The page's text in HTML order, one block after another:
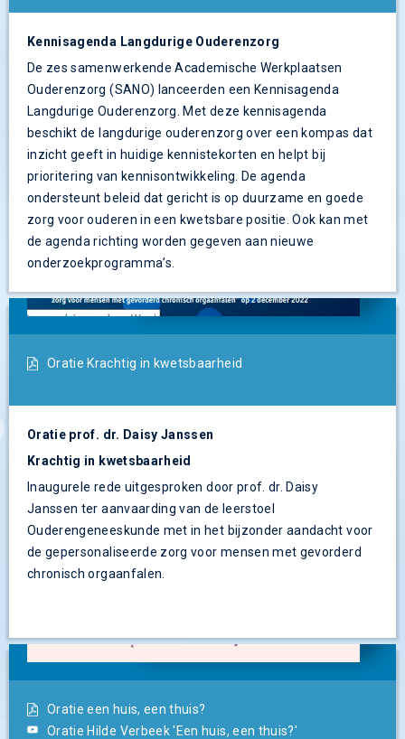
Kennisagenda Langdurige Ouderenzorg
De zes samenwerkende Academische Werkplaatsen
Ouderenzorg (SANO) lanceerden een Kennisagenda
Langdurige Ouderenzorg. Met deze kennisagenda
beschikt de langdurige ouderenzorg over een kompas dat
inzicht geeft in huidige kennistekorten en helpt bij
prioritering van kennisontwikkeling. De agenda
ondersteunt beleid dat gericht is op duurzame en goede
zorg voor ouderen in een kwetsbare positie. Ook kan met
de agenda richting worden gegeven aan nieuwe
onderzoekprogramma’s.
Oratie Krachtig in kwetsbaarheid
Oratie prof. dr. Daisy Janssen
Krachtig in kwetsbaarheid
Inaugurele rede uitgesproken door prof. dr. Daisy
Janssen ter aanvaarding van de leerstoel
Ouderengeneeskunde met in het bijzonder aandacht voor
de gepersonaliseerde zorg voor mensen met gevorderd
chronisch orgaanfalen.
Oratie een huis, een thuis?
Oratie Hilde Verbeek 'Een huis, een thuis?'